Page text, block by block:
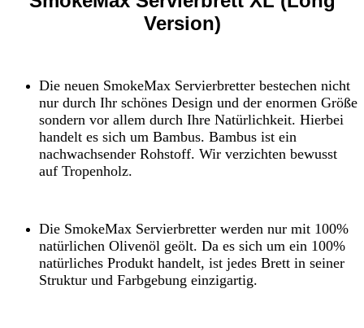
Version)
Die neuen SmokeMax Servierbretter bestechen nicht
nur durch Ihr schönes Design und der enormen Größe
sondern vor allem durch Ihre Natürlichkeit. Hierbei
handelt es sich um Bambus. Bambus ist ein
nachwachsender Rohstoff. Wir verzichten bewusst
auf Tropenholz.
Die SmokeMax Servierbretter werden nur mit 100%
natürlichen Olivenöl geölt. Da es sich um ein 100%
natürliches Produkt handelt, ist jedes Brett in seiner
Struktur und Farbgebung einzigartig.